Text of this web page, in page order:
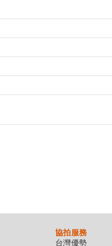
協拍服務
台灣優勢